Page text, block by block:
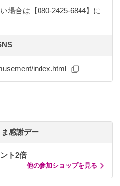
場合は【080-2425-6844】に
index.html
ま感謝デー
ト2倍
他の参加ショップを見る